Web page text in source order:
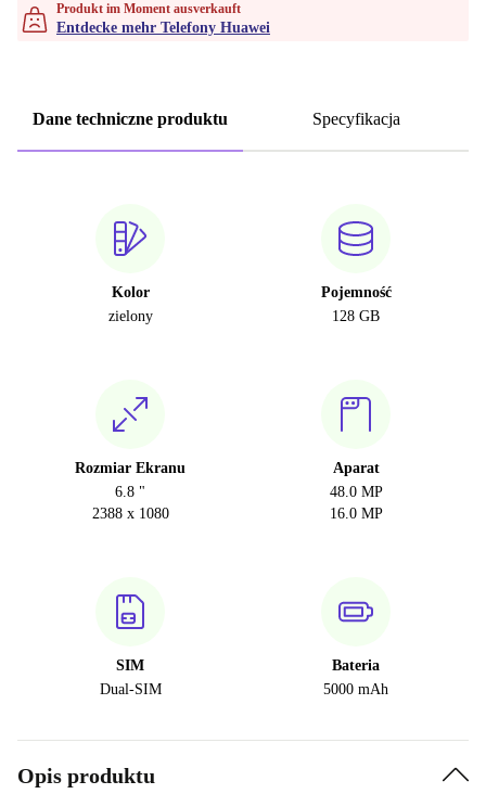
Produkt im Moment ausverkauft
Entdecke mehr Telefony Huawei
Dane techniczne produktu Specyfikacja
Kolor
zielony
Pojemność
128 GB
Rozmiar Ekranu
6.8 "
2388 x 1080
Aparat
48.0 MP
16.0 MP
SIM
Dual-SIM
Bateria
5000 mAh
Opis produktu